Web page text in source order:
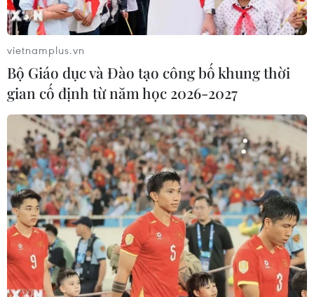
vietnamplus.vn
Bộ Giáo dục và Đào tạo công bố khung thời
gian cố định từ năm học 2026-2027